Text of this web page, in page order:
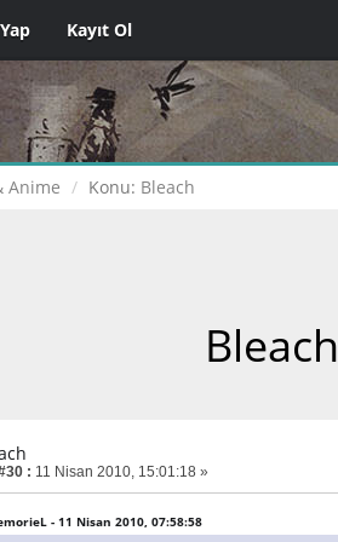
Kayıt Ol
Anime Konu: Bleach
Bleach
: 11 Nisan 2010, 15:01:18 »
- 11 Nisan 2010, 07:58:58